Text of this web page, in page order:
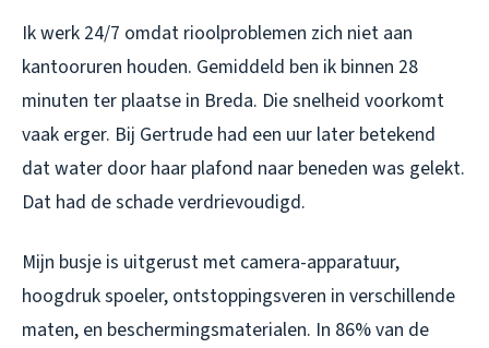
Ik werk 24/7 omdat rioolproblemen zich niet aan
kantooruren houden. Gemiddeld ben ik binnen 28
minuten ter plaatse in Breda. Die snelheid voorkomt
vaak erger. Bij Gertrude had een uur later betekend
dat water door haar plafond naar beneden was gelekt.
Dat had de schade verdrievoudigd.
Mijn busje is uitgerust met camera-apparatuur,
hoogdruk spoeler, ontstoppingsveren in verschillende
maten, en beschermingsmaterialen. In 86% van de